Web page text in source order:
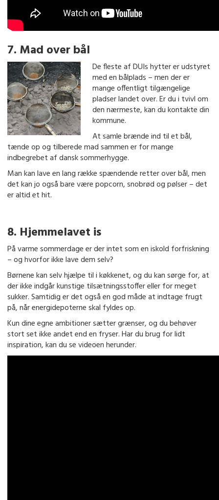
7. Mad over bål
De fleste af DUIs hytter er udstyret
med en bålplads – men der er
mange offentligt tilgængelige
pladser landet over. Er du i tvivl om
den nærmeste, kan du kontakte din
kommune.
At samle brænde ind til et bål,
tænde op og tilberede mad sammen er for mange
indbegrebet af dansk sommerhygge.
Man kan lave en lang række spændende retter over bål, men
det kan jo også bare være popcorn, snobrød og pølser – det
er altid et hit.
8. Hjemmelavet is
På varme sommerdage er der intet som en iskold forfriskning
– og hvorfor ikke lave dem selv?
Børnene kan selv hjælpe til i køkkenet, og du kan sørge for, at
der ikke indgår kunstige tilsætningsstoffer eller for meget
sukker. Samtidig er det også en god måde at indtage frugt
på, når energidepoterne skal fyldes op.
Kun dine egne ambitioner sætter grænser, og du behøver
stort set ikke andet end en fryser. Har du brug for lidt
inspiration, kan du se videoen herunder.